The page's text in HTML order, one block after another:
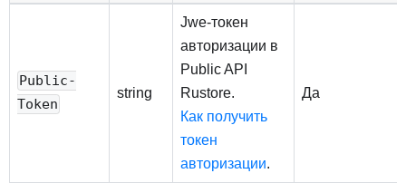
Public-
Token
string
Jwe-токен
авторизации в
Public API
Rustore.
Как получить
токен
авторизации.
Да